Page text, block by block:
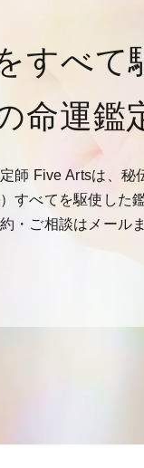
すべて
命運鑑
師 Five Artsは、秘
すべてを駆使した
・ご相談はメール